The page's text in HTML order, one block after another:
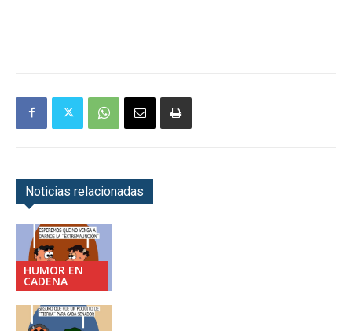
Noticias relacionadas
HUMOR EN
CADENA